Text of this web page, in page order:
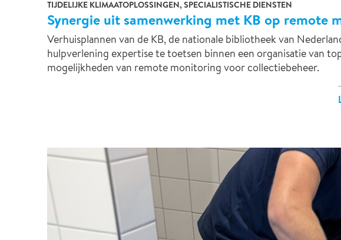
TIJDELIJKE KLIMAATOPLOSSINGEN, SPECIALISTISCHE DIENSTEN
Synergie uit samenwerking met KB op remote
Verhuisplannen van de KB, de nationale bibliotheek van
hulpverlening expertise te toetsen binnen een organisatie van
mogelijkheden van remote monitoring voor collectiebeheer.